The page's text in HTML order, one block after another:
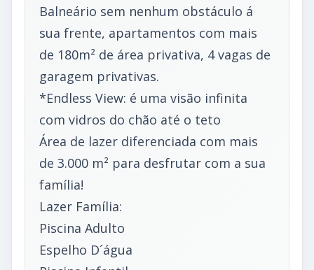
Balneário sem nenhum obstáculo á
sua frente, apartamentos com mais
de 180m² de área privativa, 4 vagas de
garagem privativas.
*Endless View: é uma visão infinita
com vidros do chão até o teto
Área de lazer diferenciada com mais
de 3.000 m² para desfrutar com a sua
família!
Lazer Família:
Piscina Adulto
Espelho D´água